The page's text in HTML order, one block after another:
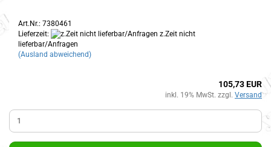
Art.Nr.: 7380461
Lieferzeit:
z.Zeit nicht
lieferbar/Anfragen
(Ausland abweichend)
105,73 EUR
inkl. 19% MwSt. zzgl. Versand